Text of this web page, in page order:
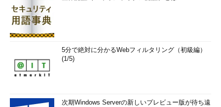
5分で絶対に分かるWebフィルタリング（初級編）
(1/5)
次期Windows Serverの新しいプレビュー版が待ち遠